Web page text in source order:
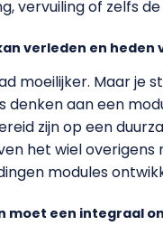
vervuiling of zelfs
verleden en
moeilijker. Maar je
denken aan een
zijn op een
het wiel
modules
moet een integraal